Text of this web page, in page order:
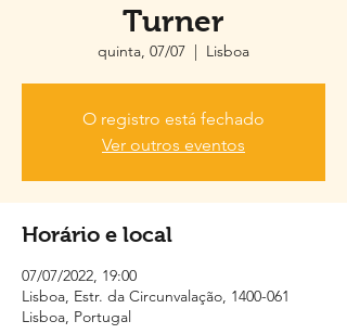
Turner
quinta, 07/07
  |
Lisboa
O registro está fechado
Ver outros eventos
Horário e local
07/07/2022, 19:00
Lisboa, Estr. da Circunvalação, 1400-061
Lisboa, Portugal